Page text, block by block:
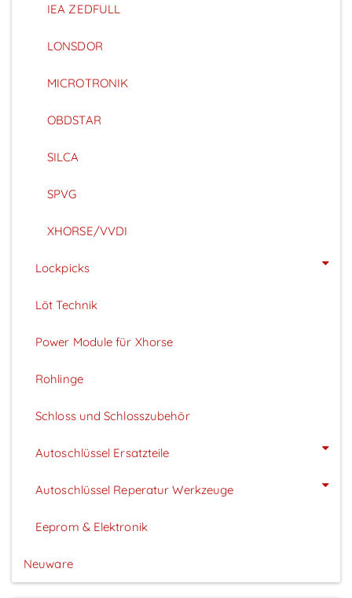
IEA ZEDFULL
LONSDOR
MICROTRONIK
OBDSTAR
SILCA
SPVG
XHORSE/VVDI
Lockpicks
Löt Technik
Power Module für Xhorse
Rohlinge
Schloss und Schlosszubehör
Autoschlüssel Ersatzteile
Autoschlüssel Reperatur Werkzeuge
Eeprom & Elektronik
Neuware